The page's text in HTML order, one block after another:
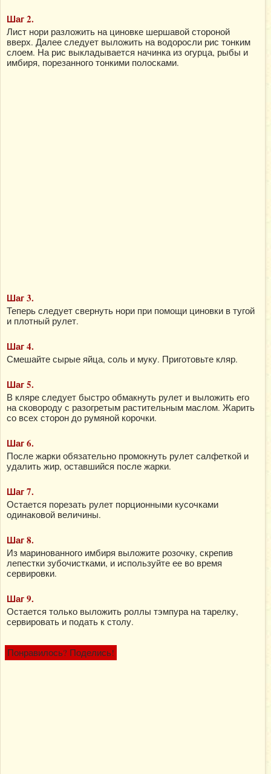
Шаг 2.
Лист нори разложить на циновке шершавой стороной
вверх. Далее следует выложить на водоросли рис тонким
слоем. На рис выкладывается начинка из огурца, рыбы и
имбиря, порезанного тонкими полосками.
Шаг 3.
Теперь следует свернуть нори при помощи циновки в тугой
и плотный рулет.
Шаг 4.
Смешайте сырые яйца, соль и муку. Приготовьте кляр.
Шаг 5.
В кляре следует быстро обмакнуть рулет и выложить его
на сковороду с разогретым растительным маслом. Жарить
со всех сторон до румяной корочки.
Шаг 6.
После жарки обязательно промокнуть рулет салфеткой и
удалить жир, оставшийся после жарки.
Шаг 7.
Остается порезать рулет порционными кусочками
одинаковой величины.
Шаг 8.
Из маринованного имбиря выложите розочку, скрепив
лепестки зубочистками, и используйте ее во время
сервировки.
Шаг 9.
Остается только выложить роллы тэмпура на тарелку,
сервировать и подать к столу.
Понравилось? Поделись!